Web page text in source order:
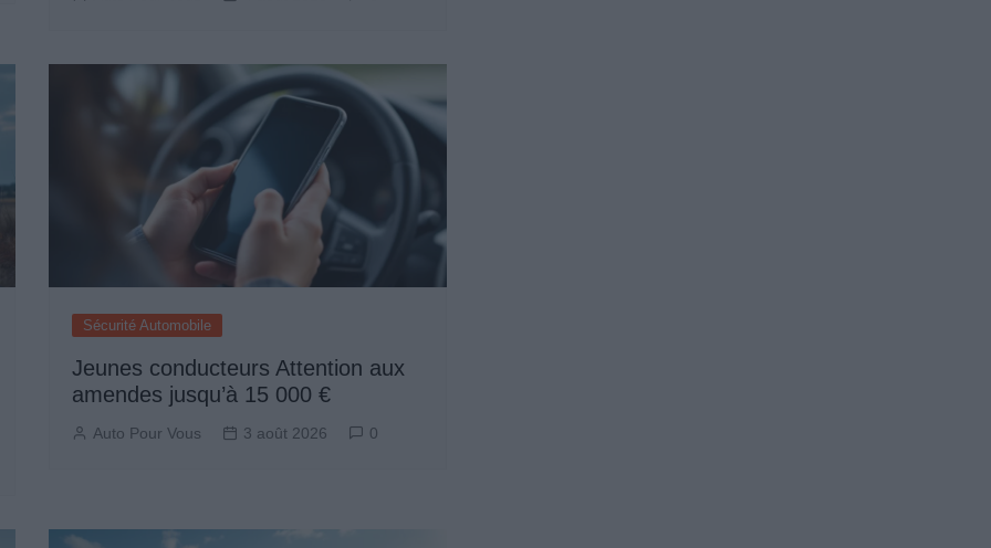
Sécurité Automobile
Jeunes conducteurs Attention aux
amendes jusqu’à 15 000 €
Auto Pour Vous 3 août 2026 0